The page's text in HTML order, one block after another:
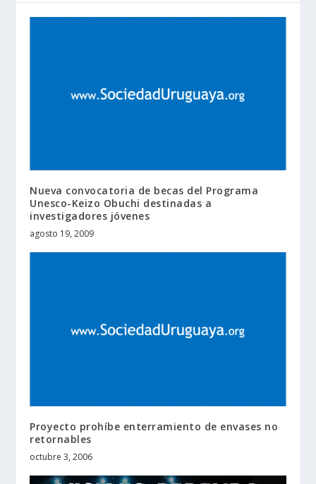
Nueva convocatoria de becas del Programa
Unesco-Keizo Obuchi destinadas a
investigadores jóvenes
agosto 19, 2009
Proyecto prohíbe enterramiento de envases no
retornables
octubre 3, 2006